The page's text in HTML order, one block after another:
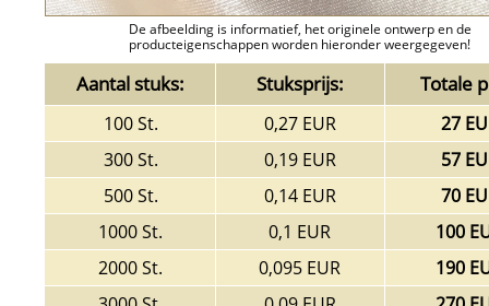
De afbeelding is informatief, het originele ontwerp en de
producteigenschappen worden hieronder weergegeven!
Aantal stuks: Stuksprijs: Totale
100 St. 0,27 EUR
27
300 St.
0,19 EUR
57
500 St.
0,14 EUR
70
1000 St.
0,1 EUR
100
2000 St.
0,095 EUR
190